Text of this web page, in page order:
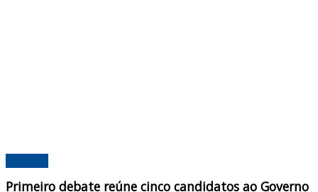
Primeiro debate reúne cinco candidatos ao Governo